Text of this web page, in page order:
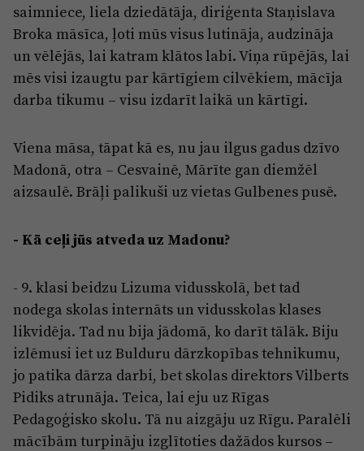
Ētikas kodekss
Lietošanas noteikumi
Pārredzamības paziņojumi
Sludinājumi
saimniece, liela dziedātāja, diriģenta Staņislava
Broka māsīca, ļoti mūs visus lutināja, audzināja
un vēlējās, lai katram klātos labi. Viņa rūpējās, lai
mēs visi izaugtu par kārtīgiem cilvēkiem, mācīja
darba tikumu – visu izdarīt laikā un kārtīgi.
Viena māsa, tāpat kā es, nu jau ilgus gadus dzīvo
Madonā, otra – Cesvainē, Mārīte gan diemžēl
aizsaulē. Brāļi palikuši uz vietas Gulbenes pusē.
- Kā ceļi jūs atveda uz Madonu?
- 9. klasi beidzu Lizuma vidusskolā, bet tad
nodega skolas internāts un vidusskolas klases
likvidēja. Tad nu bija jādomā, ko darīt tālāk. Biju
izlēmusi iet uz Bulduru dārzkopības tehnikumu,
jo patika dārza darbi, bet skolas direktors Vilberts
Pidiks atrunāja. Teica, lai eju uz Rīgas
Pedagoģisko skolu. Tā nu aizgāju uz Rīgu. Paralēli
mācībām turpināju izglītoties dažādos kursos –